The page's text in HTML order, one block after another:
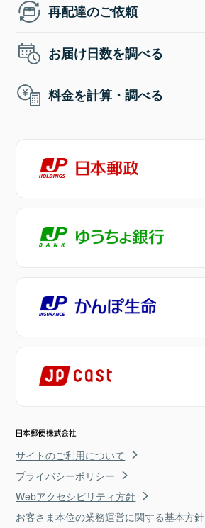
再配達のご依頼
お届け日数を調べる
料金を計算・調べる
サイトのご利用について
プライバシーポリシー
Webアクセシビリティ方針
お客さま本位の業務運営に関する基本方針